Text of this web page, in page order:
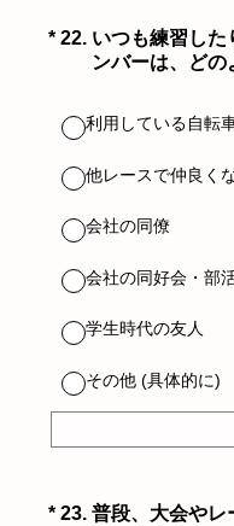
* 22. いつも練習した
ンバーは、どの
（必須）
利用している自転
他レースで仲良く
会社の同僚
会社の同好会・部
学生時代の友人
その他 (具体的に)
* 23. 普段、大会やレ
（必須）